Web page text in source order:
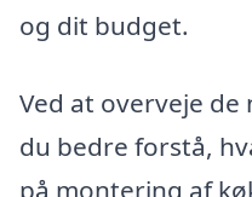
og dit budget.
Ved at overveje
du bedre forstå,
på montering af